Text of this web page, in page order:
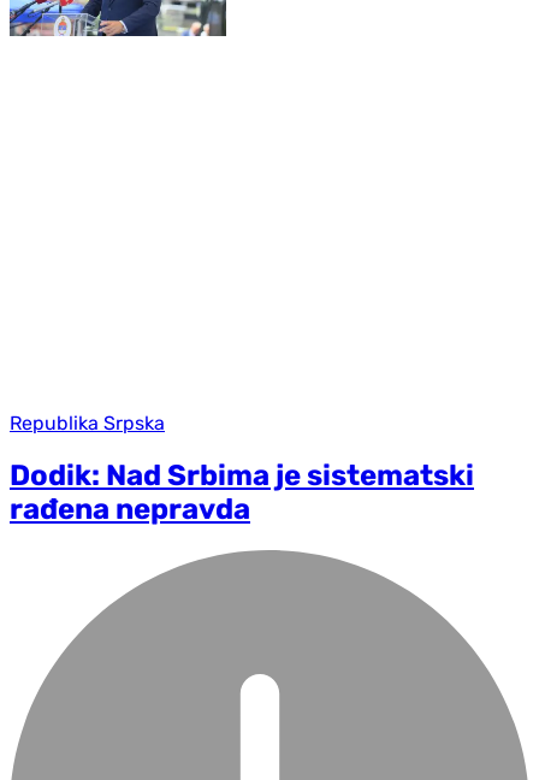
Republika Srpska
Dodik: Nad Srbima je sistematski
rađena nepravda